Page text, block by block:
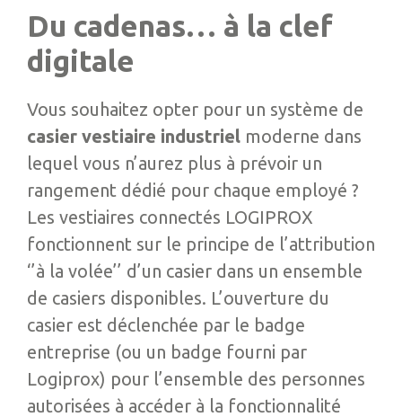
Du cadenas… à la clef
digitale
Vous souhaitez opter pour un système de
casier vestiaire industriel moderne dans
lequel vous n’aurez plus à prévoir un
rangement dédié pour chaque employé ?
Les vestiaires connectés LOGIPROX
fonctionnent sur le principe de l’attribution
‘’à la volée’’ d’un casier dans un ensemble
de casiers disponibles. L’ouverture du
casier est déclenchée par le badge
entreprise (ou un badge fourni par
Logiprox) pour l’ensemble des personnes
autorisées à accéder à la fonctionnalité